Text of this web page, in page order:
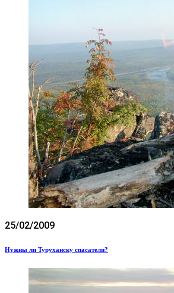
25/02/2009
Нужны ли Туруханску спасатели?